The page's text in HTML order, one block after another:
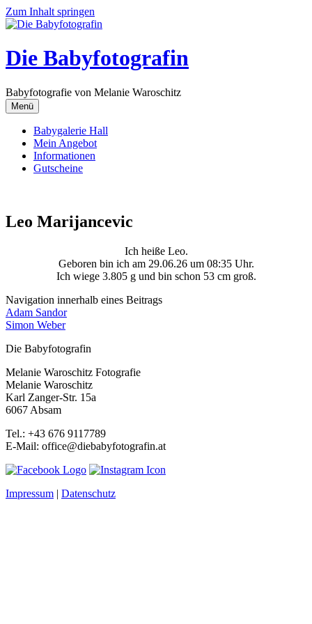
Zum Inhalt springen
Die Babyfotografin
Babyfotografie von Melanie Waroschitz
Menü
Babygalerie Hall
Mein Angebot
Informationen
Gutscheine
Leo Marijancevic
Ich heiße Leo.
Geboren bin ich am 29.06.26 um 08:35 Uhr.
Ich wiege 3.805 g und bin schon 53 cm groß.
Navigation innerhalb eines Beitrags
Adam Sandor
Simon Weber
Die Babyfotografin
Melanie Waroschitz Fotografie
Melanie Waroschitz
Karl Zanger-Str. 15a
6067 Absam
Tel.: +43 676 9117789
E-Mail: office@diebabyfotografin.at
Impressum | Datenschutz